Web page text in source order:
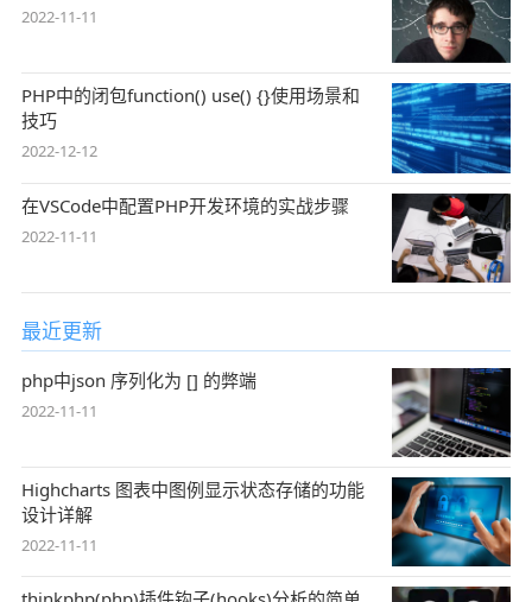
2022-11-11
PHP中的闭包function() use() {}使用场景和
技巧
2022-12-12
在VSCode中配置PHP开发环境的实战步骤
2022-11-11
最近更新
php中json 序列化为 [] 的弊端
2022-11-11
Highcharts 图表中图例显示状态存储的功能
设计详解
2022-11-11